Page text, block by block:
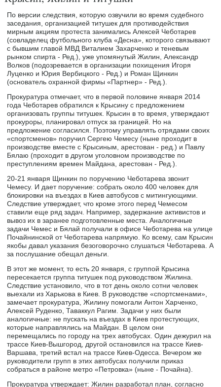
По версии следствия, которую озвучили во время судебного
заседания, организацией титушек для противодействия
мирным акциям протеста занимались Алексей Чеботарев
(совладелец футбольного клуба «Десна», которого связывают
с бывшим главой МВД Виталием Захарченко и теневым
рынком спирта - Ред.), уже упомянутый Жилин, Александр
Волков (подозревается в организации похищения Игоря
Луценко и Юрия Вербицкого - Ред.) и Роман Щинкин
(основатель охранной фирмы «Партнер» - Ред.).
Прокуратура отмечает, что в первой половине января 2014
года Чеботарев обратился к Крысину с предложением
организовать группы титушек. Крысин в то время, утверждают
прокуроры, планировал отпуск за границей. Но на
предложение согласился. Поэтому управлять отрядами своих
«спортсменов» поручил Сергею Чемесу (ныне проходит в
производстве вместе с Крысиным, арестован - ред.) и Павлу
Бялаю (проходит в другом уголовном производстве по
преступлениям времен Майдана, арестован - Ред.).
20-21 января Щинкин по поручению Чеботарева звонит
Чемесу. И дает поручение: собрать около 400 человек для
блокировки на въездах в Киев автобусов с митингующими.
Следствие утверждает, что кроме этого перед Чемесом
ставили еще ряд задач. Например, задержание активистов и
вывоз их в заранее подготовленные места. Аналогичные
задачи Чемес и Бялай получали в офисе Чеботарева на улице
Почайнинской от Чеботарева напрямую. Ко всему, сам Крысин
якобы давал указания безоговорочно слушаться Чеботарева. А
за послушание обещал деньги.
В этот же момент, то есть 20 января, с группой Крысина
пересекается группа титушек под руководством Жилина.
Следствие установило, что в тот день около сотни человек
выехали из Харькова в Киев. В руководстве «спортсменами»,
замечает прокуратура, Жилину помогали Антон Харченко,
Алексей Руденко, Таваккул Рагим. Задачи у них были
аналогичные: не пускать на въездах в Киев протестующих,
которые направлялись на Майдан. В целом они
перемещались по городу на трех автобусах. Один дежурил на
трассе Киев-Вышгород, другой остановился на трассе Киев-
Варшава, третий встал на трассе Киев-Одесса. Вечером же
руководители групп в этих автобусах получили приказ
собраться в районе метро «Петровка» (ныне - Почайна).
Прокуратура утверждает: Жилин разработал план, согласно